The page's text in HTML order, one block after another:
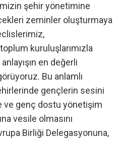
şehir yönetimine
zeminler oluşturmaya
kuruluşlarımızla
en değerli
Bu anlamlı
gençlerin sesini
ve genç dostu yönetişim
vesile olmasını
Birliği Delegasyonuna,